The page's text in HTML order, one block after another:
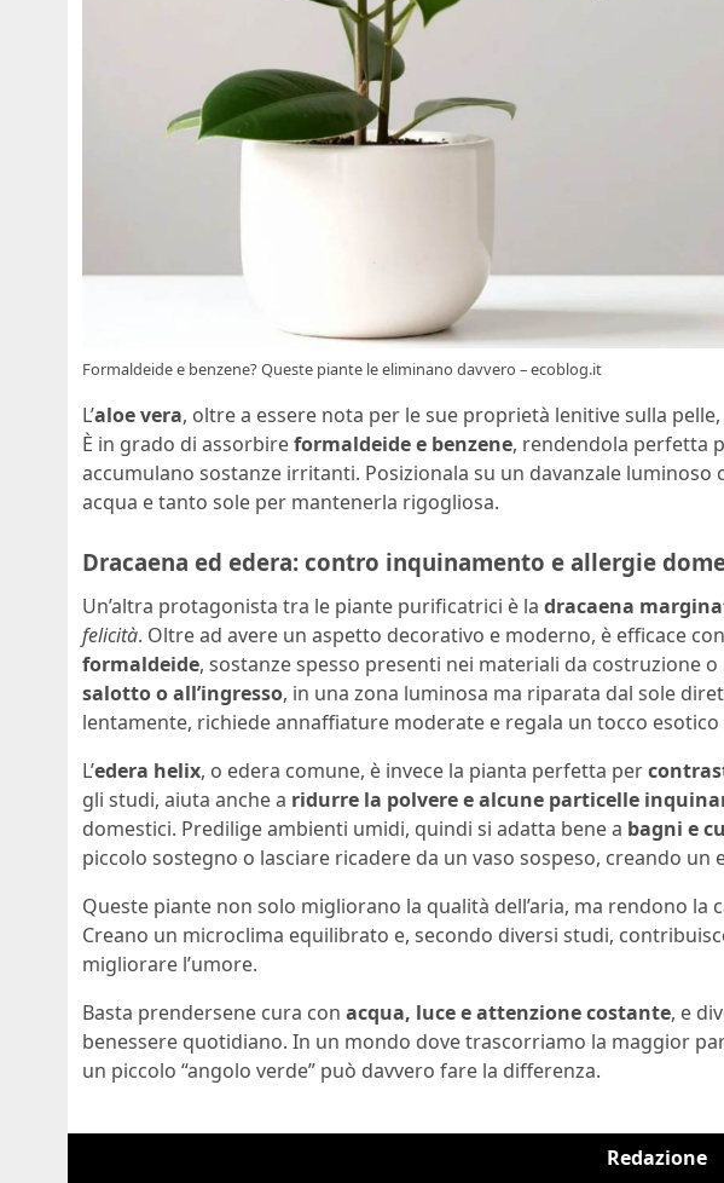
Formaldeide e benzene? Queste piante le eliminano davvero – ecoblog.it
L’aloe vera, oltre a essere nota per le sue proprietà lenitive sulla
È in grado di assorbireformaldeide e benzene, rendendola perfetta
accumulano sostanze irritanti. Posizionala su un davanzale luminoso
acqua e tanto sole per mantenerla rigogliosa.
Dracaena ed edera: contro inquinamento e allergie
Un’altra protagonista tra le piante purificatrici è la dracaena
felicità. Oltre ad avere un aspetto decorativo e moderno, è efficace
formaldeide, sostanze spesso presenti nei materiali da costruzione
salotto o all’ingresso, in una zona luminosa ma riparata dal sole
lentamente, richiede annaffiature moderate e regala un tocco esotico
L’edera helix, o edera comune, è invece la pianta perfetta per
gli studi, aiuta anche a ridurre la polvere e alcune particelle
domestici. Predilige ambienti umidi, quindi si adatta bene a bagni e
piccolo sostegno o lasciare ricadere da un vaso sospeso, creando
Queste piante non solo migliorano la qualità dell’aria, ma rendono la
Creano un microclima equilibrato e, secondo diversi studi,
migliorare l’umore.
Basta prendersene cura con acqua, luce e attenzione costante, e
benessere quotidiano. In un mondo dove trascorriamo la maggior
un piccolo “angolo verde” può davvero fare la differenza.
Redazione